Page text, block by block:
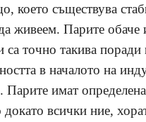
което съществува
живеем. Парите обаче
са точно такива поради
в началото на
имат
докато всички ние,